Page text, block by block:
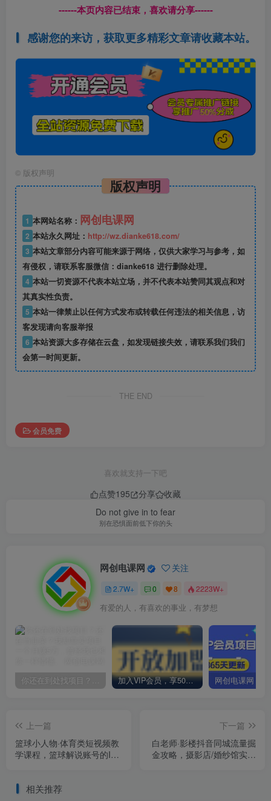
------本页内容已结束，喜欢请分享------
感谢您的来访，获取更多精彩文章请收藏本站。
© 版权声明
版权声明
1 本网站名称： 网创电课网
2 本站永久网址： http://wz.dianke618.com/
3 本站文章部分内容可能来源于网络，仅供大家学习与参考，如
有侵权，请联系客服微信：dianke618 进行删除处理。
4 本站一切资源不代表本站立场，并不代表本站赞同其观点和对
其真实性负责。
5 本站一律禁止以任何方式发布或转载任何违法的相关信息，访
客发现请向客服举报
6 本站资源大多存储在云盘，如发现链接失效，请联系我们我们
会第一时间更新。
THE END
会员免费
喜欢就支持一下吧
点赞195 分享
收藏
Do not give in to fear
别在恐惧面前低下你的头
网创电课网 关注
2.7W+ 0 8 2223W+
有爱的人，有喜欢的事业，有梦想
你还在到处找项目？还在当韭菜？我却靠卖项目一个月赚5万，曾经我也和你一样懵懂。 加入VIP会员，享50%的推广提成，免费学习多种网上创业课程，菜鸟秒变大神！
上一篇
篮球小人物·体育类短视频教
学课程，篮球解说账号的IP
下一篇
白老师·影楼抖音同城流量掘
金攻略，摄影店/婚纱馆实体
相关推荐